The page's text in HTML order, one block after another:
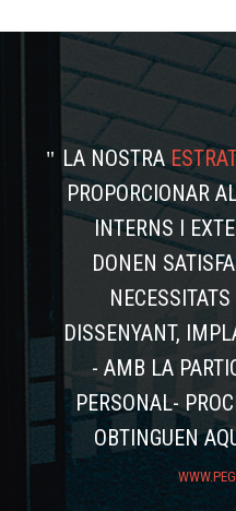
LA NOSTRA
PROPORCIONAR
INTERNS I
DONEN
DISSENYANT,
- AMB LA
PERSONAL-
OBTINGUEN